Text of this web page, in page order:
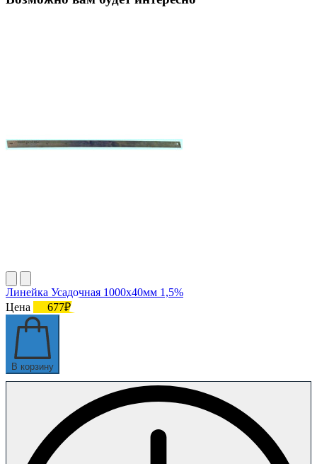
Линейка Усадочная 1000х40мм 1,5%
Цена
677₽
В корзину